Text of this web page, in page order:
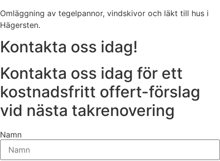
Omläggning av tegelpannor, vindskivor och läkt till hus i
Hägersten.
Kontakta oss idag!
Kontakta oss idag för ett
kostnadsfritt offert-förslag
vid nästa takrenovering
Namn